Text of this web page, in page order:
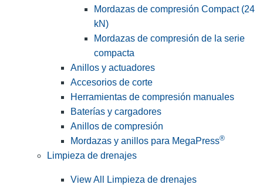
Mordazas de compresión Compact (24
kN)
Mordazas de compresión de la serie
compacta
Anillos y actuadores
Accesorios de corte
Herramientas de compresión manuales
Baterías y cargadores
Anillos de compresión
Mordazas y anillos para MegaPress®
Limpieza de drenajes
View All Limpieza de drenajes